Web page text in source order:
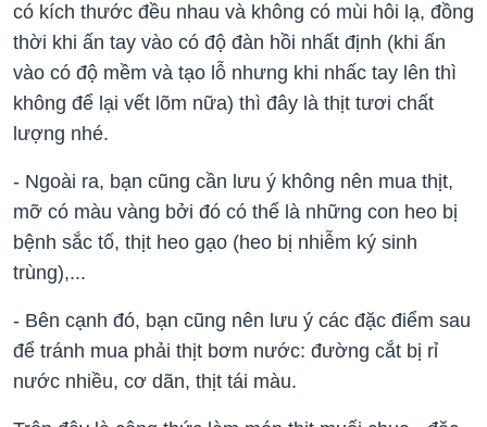
có kích thước đều nhau và không có mùi hôi lạ, đồng
thời khi ấn tay vào có độ đàn hồi nhất định (khi ấn
vào có độ mềm và tạo lỗ nhưng khi nhấc tay lên thì
không để lại vết lõm nữa) thì đây là thịt tươi chất
lượng nhé.
- Ngoài ra, bạn cũng cần lưu ý không nên mua thịt,
mỡ có màu vàng bởi đó có thể là những con heo bị
bệnh sắc tố, thịt heo gạo (heo bị nhiễm ký sinh
trùng),...
- Bên cạnh đó, bạn cũng nên lưu ý các đặc điểm sau
để tránh mua phải thịt bơm nước: đường cắt bị rỉ
nước nhiều, cơ dãn, thịt tái màu.